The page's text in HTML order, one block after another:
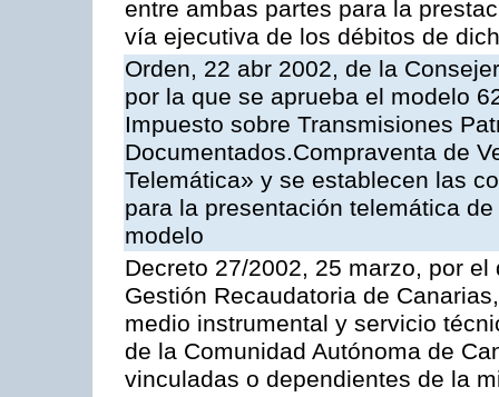
entre ambas partes para la
vía ejecutiva de los débitos de
Orden, 22 abr 2002, de la
por la que se aprueba el modelo
Impuesto sobre Transmisiones
Documentados.Compraventa de
Telemática» y se establecen las
para la presentación telemática
modelo
Decreto 27/2002, 25 marzo, por
Gestión Recaudatoria de
medio instrumental y servicio
de la Comunidad Autónoma de
vinculadas o dependientes de la